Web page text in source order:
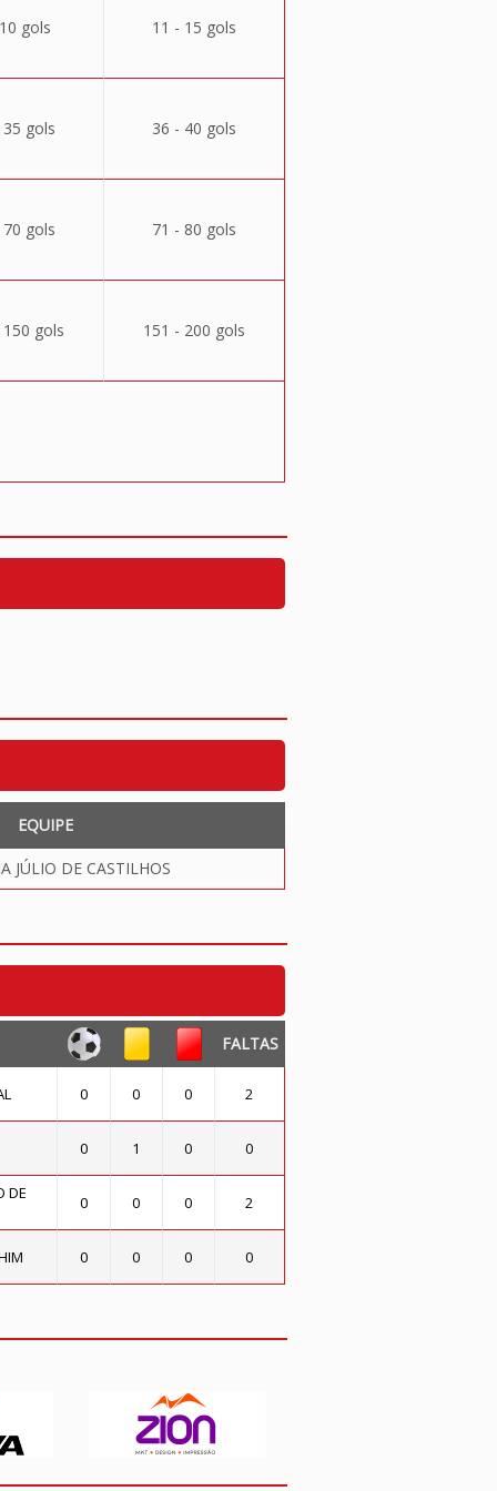
gols 11 - 15 gols
gols 36 - 40 gols
gols 71 - 80 gols
gols 151 - 200 gols
EQUIPE
JÚLIO DE CASTILHOS
FALTAS
0 0 0 2
0 1 0 0
DE
0 0 0 2
0 0 0 0